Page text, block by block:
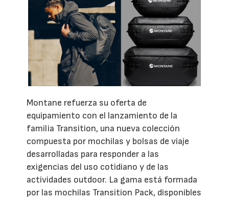
Montane refuerza su oferta de
equipamiento con el lanzamiento de la
familia Transition, una nueva colección
compuesta por mochilas y bolsas de viaje
desarrolladas para responder a las
exigencias del uso cotidiano y de las
actividades outdoor. La gama está formada
por las mochilas Transition Pack, disponibles